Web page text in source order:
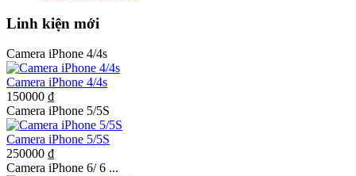
Linh kiện mới
Camera iPhone 4/4s
Camera iPhone 4/4s
150000 ₫
Camera iPhone 5/5S
Camera iPhone 5/5S
250000 ₫
Camera iPhone 6/ 6 ...